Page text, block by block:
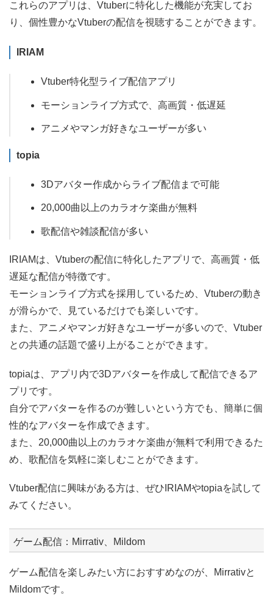
これらのアプリは、Vtuberに特化した機能が充実してお
り、個性豊かなVtuberの配信を視聴することができます。
IRIAM
Vtuber特化型ライブ配信アプリ
モーションライブ方式で、高画質・低遅延
アニメやマンガ好きなユーザーが多い
topia
3Dアバター作成からライブ配信まで可能
20,000曲以上のカラオケ楽曲が無料
歌配信や雑談配信が多い
IRIAMは、Vtuberの配信に特化したアプリで、高画質・低
遅延な配信が特徴です。
モーションライブ方式を採用しているため、Vtuberの動き
が滑らかで、見ているだけでも楽しいです。
また、アニメやマンガ好きなユーザーが多いので、Vtuber
との共通の話題で盛り上がることができます。
topiaは、アプリ内で3Dアバターを作成して配信できるア
プリです。
自分でアバターを作るのが難しいという方でも、簡単に個
性的なアバターを作成できます。
また、20,000曲以上のカラオケ楽曲が無料で利用できるた
め、歌配信を気軽に楽しむことができます。
Vtuber配信に興味がある方は、ぜひIRIAMやtopiaを試して
みてください。
ゲーム配信：Mirrativ、Mildom
ゲーム配信を楽しみたい方におすすめなのが、Mirrativと
Mildomです。